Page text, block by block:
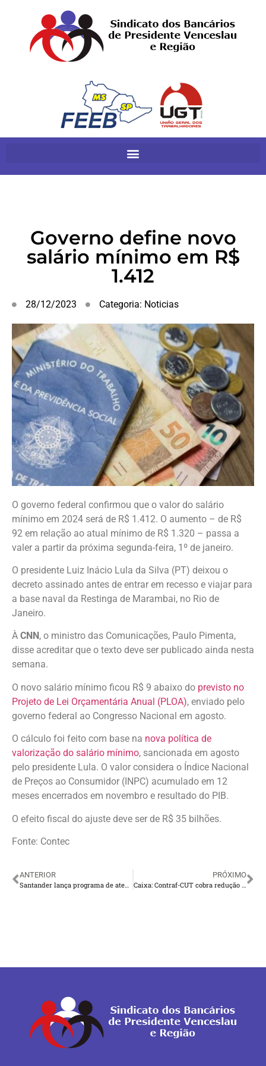
Governo define novo
salário mínimo em R$
1.412
28/12/2023 Categoria: Noticias
O governo federal confirmou que o valor do salário
mínimo em 2024 será de R$ 1.412. O aumento – de R$
92 em relação ao atual mínimo de R$ 1.320 – passa a
valer a partir da próxima segunda-feira, 1º de janeiro.
O presidente Luiz Inácio Lula da Silva (PT) deixou o
decreto assinado antes de entrar em recesso e viajar para
a base naval da Restinga de Marambai, no Rio de
Janeiro.
À CNN , o ministro das Comunicações, Paulo Pimenta,
disse acreditar que o texto deve ser publicado ainda nesta
semana.
O novo salário mínimo ficou R$ 9 abaixo do previsto no
Projeto de Lei Orçamentária Anual (PLOA), enviado pelo
governo federal ao Congresso Nacional em agosto.
O cálculo foi feito com base na nova política de
valorização do salário mínimo, sancionada em agosto
pelo presidente Lula. O valor considera o Índice Nacional
de Preços ao Consumidor (INPC) acumulado em 12
meses encerrados em novembro e resultado do PIB.
O efeito fiscal do ajuste deve ser de R$ 35 bilhões.
Fonte: Contec
ANTERIOR
Santander lança programa de atendimento para funcionários com Deficiência (PCDs)
PRÓXIMO
Caixa: Contraf-CUT cobra redução de jornada para PCDs